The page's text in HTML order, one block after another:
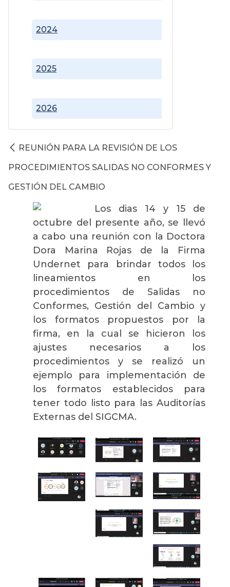
2024
2025
2026
REUNIÓN PARA LA REVISIÓN DE LOS
PROCEDIMIENTOS SALIDAS NO CONFORMES Y
GESTIÓN DEL CAMBIO
Los dias 14 y 15 de
octubre del presente año, se llevó
a cabo una reunión con la Doctora
Dora Marina Rojas de la Firma
Undernet para brindar todos los
lineamientos en los
procedimientos de Salidas no
Conformes, Gestión del Cambio y
los formatos propuestos por la
firma, en la cual se hicieron los
ajustes necesarios a los
procedimientos y se realizó un
ejemplo para implementación de
los formatos establecidos para
tener todo listo para las Auditorías
Externas del SIGCMA.